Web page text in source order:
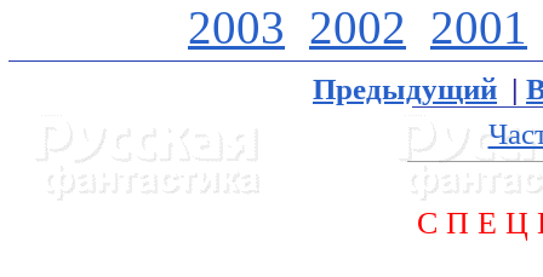
2003 2002 2001
Предыдущий |
С П Е Ц